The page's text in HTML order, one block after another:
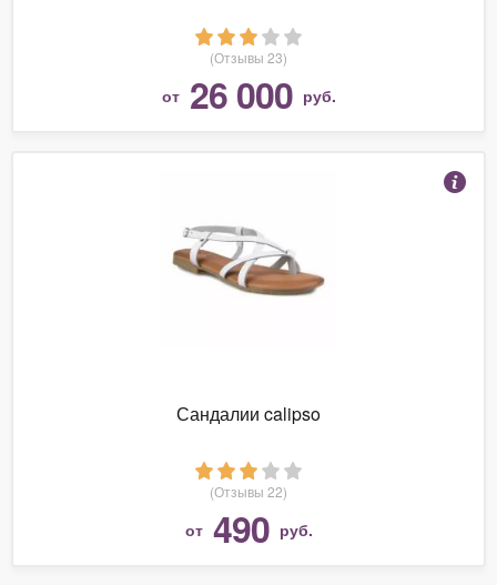
(Отзывы 23)
от 26 000 руб.
Сандалии calipso
(Отзывы 22)
от 490 руб.